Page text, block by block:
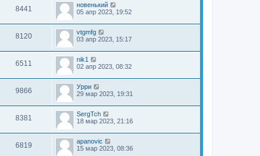
8441
новенький
05 апр 2023, 19:52
8120
vtgmfg
03 апр 2023, 15:17
6511
nik1
02 апр 2023, 08:32
9866
Урри
29 мар 2023, 19:31
8381
SergTch
18 мар 2023, 21:16
6819
apanovic
15 мар 2023, 08:36